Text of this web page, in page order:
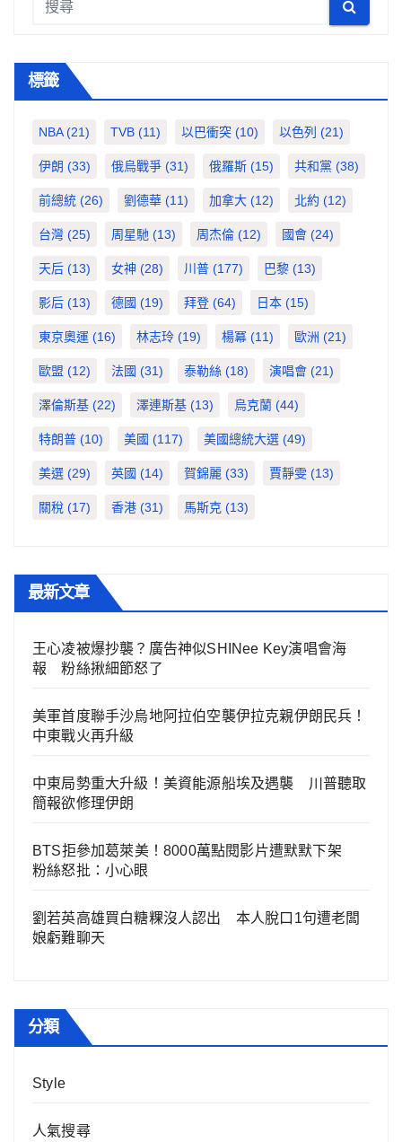
標籤
NBA(21) TVB (11) 以巴衝突 (10) 以色列 (21)
伊朗 (33) 俄烏戰爭 (31) 俄羅斯 (15) 共和黨 (38)
前總統 (26) 劉德華 (11) 加拿大 (12) 北約 (12)
台灣 (25) 周星馳 (13) 周杰倫 (12) 國會 (24)
天后 (13) 女神 (28) 川普 (177) 巴黎 (13)
影后 (13) 德國 (19) 拜登 (64) 日本 (15)
東京奧運 (16) 林志玲 (19) 楊冪 (11) 歐洲 (21)
歐盟 (12) 法國 (31) 泰勒絲 (18) 演唱會 (21)
澤倫斯基 (22) 澤連斯基 (13) 烏克蘭 (44)
特朗普 (10) 美國 (117) 美國總統大選 (49)
美選 (29) 英國 (14) 賀錦麗 (33) 賈靜雯 (13)
關稅 (17) 香港 (31) 馬斯克 (13)
最新文章
王心凌被爆抄襲？廣告神似SHINee Key演唱會海
報 粉絲揪細節怒了
美軍首度聯手沙烏地阿拉伯空襲伊拉克親伊朗民兵！
中東戰火再升級
中東局勢重大升級！美資能源船埃及遇襲 川普聽取
簡報欲修理伊朗
BTS拒參加葛萊美！8000萬點閱影片遭默默下架
粉絲怒批：小心眼
劉若英高雄買白糖粿沒人認出 本人脫口1句遭老闆
娘虧難聊天
分類
Style
人氣搜尋